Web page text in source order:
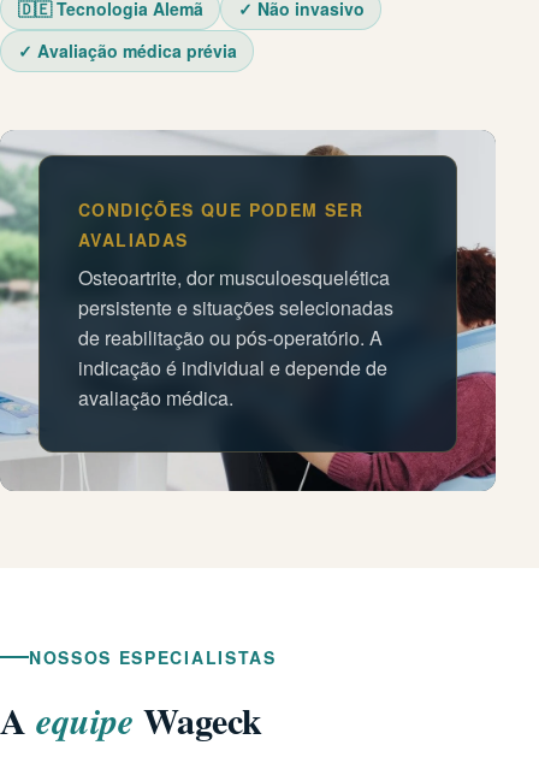
🇩🇪 Tecnologia Alemã
✓ Não invasivo
✓ Avaliação médica prévia
CONDIÇÕES QUE PODEM SER
AVALIADAS
Osteoartrite, dor musculoesquelética
persistente e situações selecionadas
de reabilitação ou pós-operatório. A
indicação é individual e depende de
avaliação médica.
NOSSOS ESPECIALISTAS
A equipe Wageck